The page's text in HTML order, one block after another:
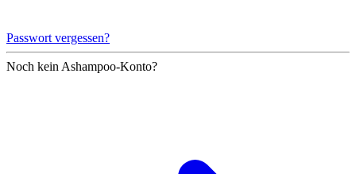
Passwort vergessen?
Noch kein Ashampoo-Konto?